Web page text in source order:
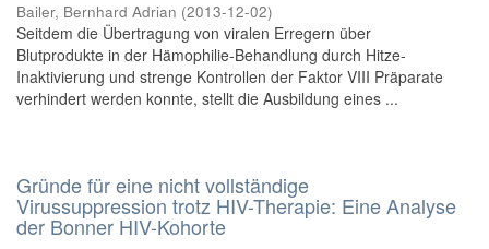
Bailer, Bernhard Adrian (2013-12-02)
Seitdem die Übertragung von viralen Erregern über
Blutprodukte in der Hämophilie-Behandlung durch Hitze-
Inaktivierung und strenge Kontrollen der Faktor VIII Präparate
verhindert werden konnte, stellt die Ausbildung eines ...
Gründe für eine nicht vollständige
Virussuppression trotz HIV-Therapie: Eine Analyse
der Bonner HIV-Kohorte